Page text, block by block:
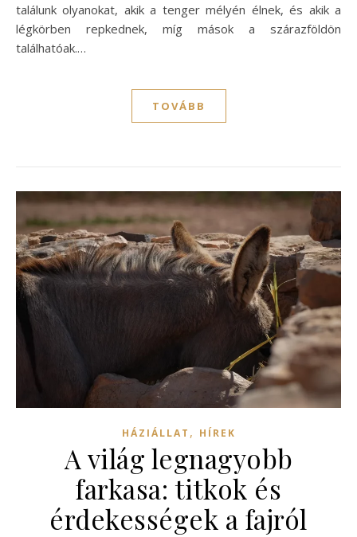
találunk olyanokat, akik a tenger mélyén élnek, és akik a
légkörben repkednek, míg mások a szárazföldön
találhatóak.…
TOVÁBB
HÁZIÁLLAT , HÍREK
A világ legnagyobb
farkasa: titkok és
érdekességek a fajról